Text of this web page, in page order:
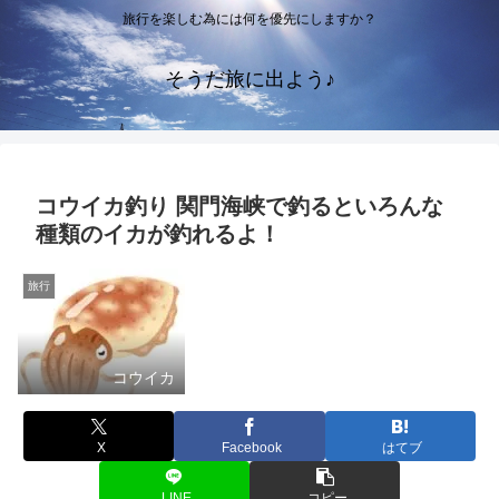
旅行を楽しむ為には何を優先にしますか？
そうだ旅に出よう♪
コウイカ釣り 関門海峡で釣るといろんな
種類のイカが釣れるよ！
旅行
コウイカ
X Facebook はてブ